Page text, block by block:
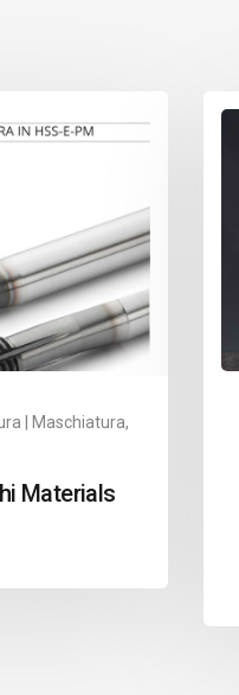
| Maschiatura,
Materials